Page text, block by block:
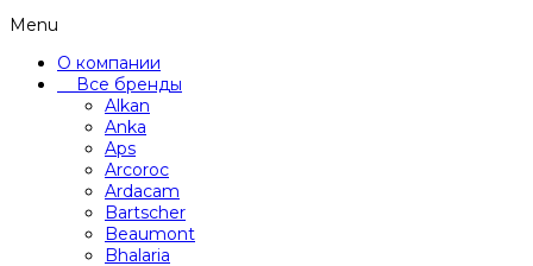
Menu
О компании
Все бренды
Alkan
Anka
Aps
Arcoroc
Ardacam
Bartscher
Beaumont
Bhalaria